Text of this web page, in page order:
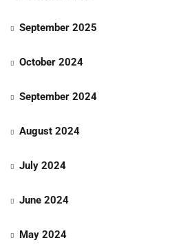
September 2025
October 2024
September 2024
August 2024
July 2024
June 2024
May 2024